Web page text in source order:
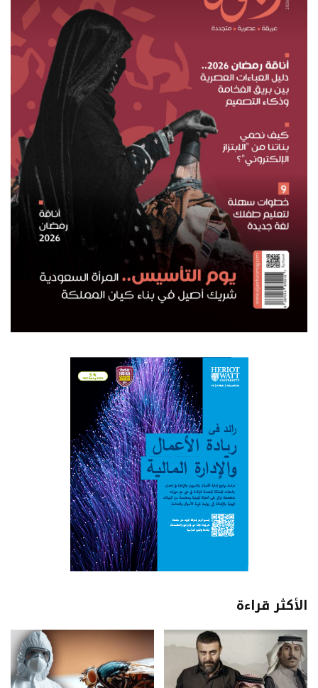
الأكثر قراءة